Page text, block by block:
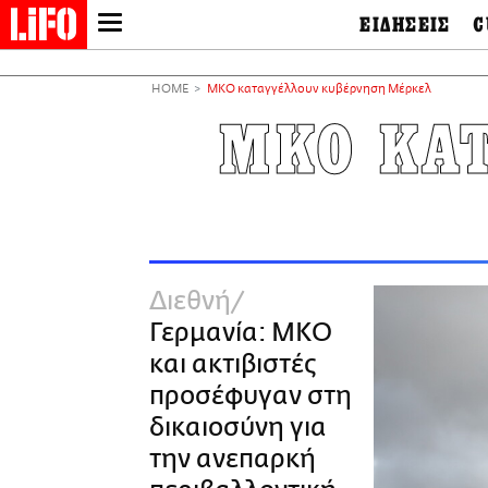
NEWSLETTER
ΜΙΚΡΟΠΡΑΓΜΑΤΑ
THE GOOD LIFO
LIFOLAND
PRINT
ΕΙΔΗΣΕΙΣ
Διεθνή
Οικονομία
Πολιτισμός
Tech &
HOME ΜΚΟ καταγγέλλουν κυβέρνηση Μέρκελ
ΜΚΟ
Διεθνή
Γερμανία: ΜΚΟ
και ακτιβιστές
προσέφυγαν στη
δικαιοσύνη για
την ανεπαρκή